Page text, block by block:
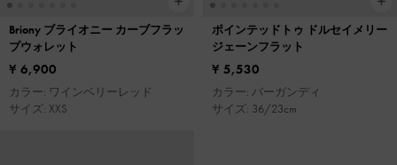
Briony ブライオニー カーブフラッ
プウォレット
¥ 6,900
カラー: ワインベリーレッド
サイズ: XXS
ポインテッドトゥ ドルセイメリー
ジェーンフラット
¥ 5,530
カラー: バーガンディ
サイズ: 36/23cm